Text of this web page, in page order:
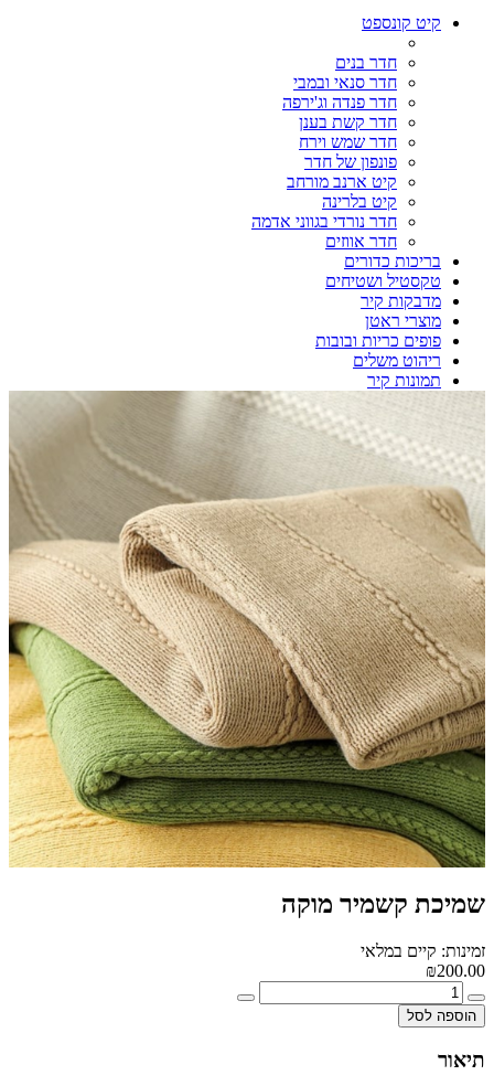
קיט קונספט
חדר בנים
חדר סנאי ובמבי
חדר פנדה וג'ירפה
חדר קשת בענן
חדר שמש וירח
פונפון של חדר
קיט ארנב מורחב
קיט בלרינה
חדר נורדי בגווני אדמה
חדר אווזים
בריכות כדורים
טקסטיל ושטיחים
מדבקות קיר
מוצרי ראטן
פופים כריות ובובות
ריהוט משלים
תמונות קיר
שמיכת קשמיר מוקה
זמינות: קיים במלאי
₪200.00
הוספה לסל
תיאור